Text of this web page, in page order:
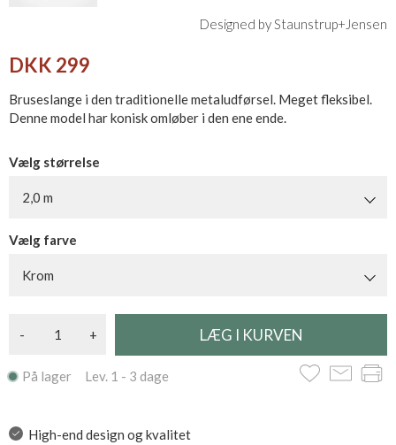
Designed by Staunstrup+Jensen
DKK 299
Bruseslange i den traditionelle metaludførsel. Meget fleksibel.
Denne model har konisk omløber i den ene ende.
Vælg størrelse
2,0 m
Vælg farve
Krom
- +
På lager Lev. 1 - 3 dage
High-end design og kvalitet